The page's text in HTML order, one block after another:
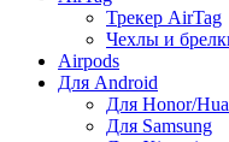
Трекер AirTag
Чехлы и
Airpods
Для Android
Для Honor/
Для Samsung